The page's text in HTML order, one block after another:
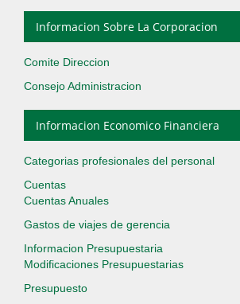
Informacion Sobre La Corporacion
Comite Direccion
Consejo Administracion
Informacion Economico Financiera
Categorias profesionales del personal
Cuentas
Cuentas Anuales
Gastos de viajes de gerencia
Informacion Presupuestaria
Modificaciones Presupuestarias
Presupuesto